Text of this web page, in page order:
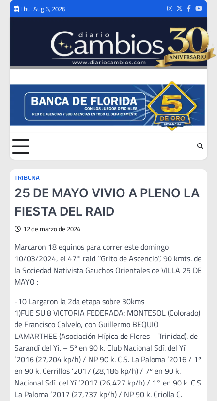
Skip
Thu, Aug 6, 2026 Instagram
TwitterFacebook
TRIBUNA
25 DE MAYO VIVIO A PLENO LA
FIESTA DEL RAID
12 de marzo de 2024
Marcaron 18 equinos para correr este domingo
10/03/2024, el 47° raid ‘’Grito de Ascencio’’, 90 kmts. de
la Sociedad Nativista Gauchos Orientales de VILLA 25 DE
MAYO :
-10 Largaron la 2da etapa sobre 30kms
1)FUE SU 8 VICTORIA FEDERADA: MONTESOL (Colorado)
de Francisco Calvelo, con Guillermo BEQUIO
LAMARTHEE (Asociación Hípica de Flores – Trinidad). de
Sarandí del Yi. – 5º en 90 k. Club Nacional Sdí. del Yí
‘2016 (27,204 kp/h) / NP 90 k. C.S. La Paloma ‘2016 / 1º
en 90 k. Cerrillos ‘2017 (28,186 kp/h) / 7º en 90 k.
Nacional Sdí. del Yí ‘2017 (26,427 kp/h) / 1° en 90 k. C.S.
La Paloma ‘2017 (27,737 kp/h) / NP 90 k. Criolla C.